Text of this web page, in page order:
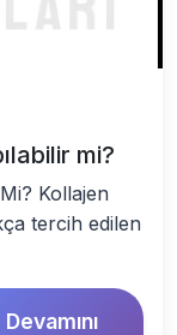
mi?
Kollajen
tercih edilen
Devamını